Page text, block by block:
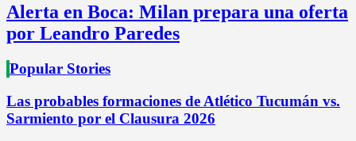
Alerta en Boca: Milan prepara una oferta
por Leandro Paredes
Popular Stories
Las probables formaciones de Atlético Tucumán vs.
Sarmiento por el Clausura 2026